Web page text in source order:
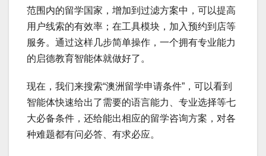
范围内的留学国家，增加到过滤方案中，可以提高
用户线索的有效率；在工具模块，加入预约到店等
服务。通过这样几步简单操作，一个拥有专业能力
的启德教育智能体就做好了。
现在，我们来搜索“澳洲留学申请条件”，可以看到
智能体快速给出了需要的语言能力、专业选择等七
大必备条件，还给能出相应的留学咨询方案，对各
种难题都有问必答、有求必应。